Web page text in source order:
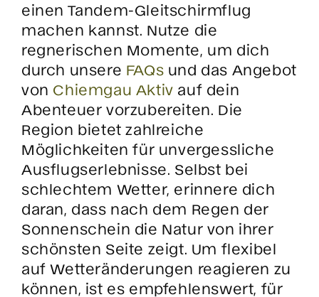
einen Tandem-Gleitschirmflug
machen kannst. Nutze die
regnerischen Momente, um dich
durch unsere FAQs und das Angebot
von Chiemgau Aktiv auf dein
Abenteuer vorzubereiten. Die
Region bietet zahlreiche
Möglichkeiten für unvergessliche
Ausflugserlebnisse. Selbst bei
schlechtem Wetter, erinnere dich
daran, dass nach dem Regen der
Sonnenschein die Natur von ihrer
schönsten Seite zeigt. Um flexibel
auf Wetteränderungen reagieren zu
können, ist es empfehlenswert, für